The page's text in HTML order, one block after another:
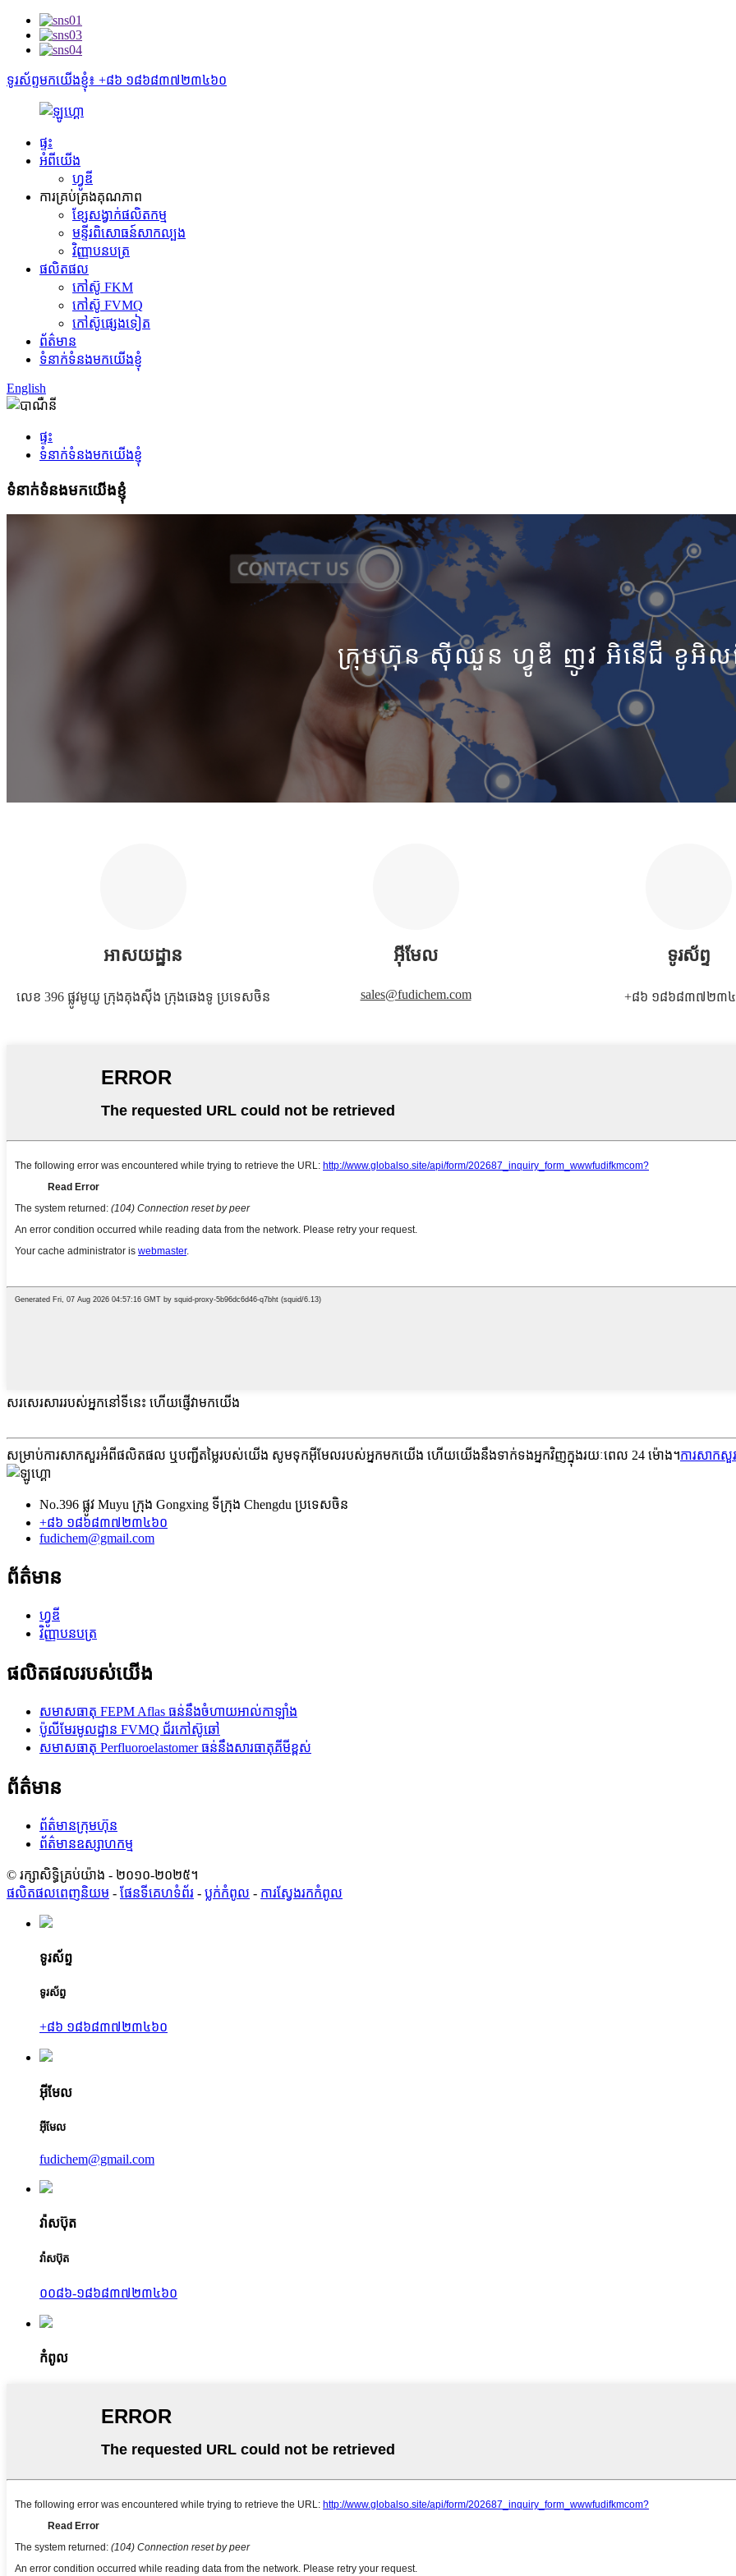
ទូរស័ព្ទមកយើងខ្ញុំ៖ +៨៦ ១៨៦៨៣៧២៣៤៦០
ផ្ទះ
អំពីយើង
ហ្វូឌី
ការគ្រប់គ្រងគុណភាព
ខ្សែសង្វាក់ផលិតកម្ម
មន្ទីរពិសោធន៍សាកល្បង
វិញ្ញាបនបត្រ
ផលិតផល
កៅស៊ូ FKM
កៅស៊ូ FVMQ
កៅស៊ូផ្សេងទៀត
ព័ត៌មាន
ទំនាក់ទំនងមកយើងខ្ញុំ
English
ផ្ទះ
ទំនាក់ទំនងមកយើងខ្ញុំ
ទំនាក់ទំនងមកយើងខ្ញុំ
ក្រុមហ៊ុន ស៊ីឈួន ហ្វូឌី ញូវ អិនើជី ខូអិ
អាសយដ្ឋាន
លេខ 396 ផ្លូវមូយូ ក្រុងគុងស៊ីង ក្រុងឆេងទូ ប្រទេសចិន
អ៊ីមែល
sales@fudichem.com
ទូរស័ព្ទ
+៨៦ ១៨៦៨៣៧២៣
សរសេរសាររបស់អ្នកនៅទីនេះ ហើយផ្ញើវាមកយើង
សម្រាប់ការសាកសួរអំពីផលិតផល ឬបញ្ជីតម្លៃរបស់យើង សូមទុកអ៊ីមែលរបស់អ្នកមកយើង ហើយយើងនឹងទាក់ទងអ្នកវិញក្នុងរយៈពេល 24 ម៉ោង។ការសាកសួរ
No.396 ផ្លូវ Muyu ក្រុង Gongxing ទីក្រុង Chengdu ប្រទេសចិន
+៨៦ ១៨៦៨៣៧២៣៤៦០
fudichem@gmail.com
ព័ត៌មាន
ហ្វូឌី
វិញ្ញាបនបត្រ
ផលិតផលរបស់យើង
សមាសធាតុ FEPM Aflas ធន់នឹងចំហាយអាល់កាឡាំង
ប៉ូលីមែរមូលដ្ឋាន FVMQ ជ័រកៅស៊ូឆៅ
សមាសធាតុ Perfluoroelastomer ធន់នឹងសារធាតុគីមីខ្ពស់
ព័ត៌មាន
ព័ត៌មានក្រុមហ៊ុន
ព័ត៌មានឧស្សាហកម្ម
© រក្សាសិទ្ធិគ្រប់យ៉ាង - ២០១០-២០២៥។
ផលិតផលពេញនិយម - ផែនទីគេហទំព័រ - ប្លក់​កំពូល - ការស្វែងរកកំពូល
ទូរស័ព្ទ
ទូរស័ព្ទ
+៨៦ ១៨៦៨៣៧២៣៤៦០
អ៊ីមែល
អ៊ីមែល
fudichem@gmail.com
វ៉ាសប៊ុត
វ៉ាសប៊ុត
០០៨៦-១៨៦៨៣៧២៣៤៦០
កំពូល